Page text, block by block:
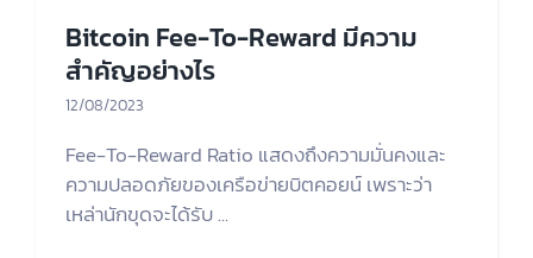
Bitcoin Fee-To-Reward มีความ
สำคัญอย่างไร
12/08/2023
Fee-To-Reward Ratio แสดงถึงความมั่นคงและ
ความปลอดภัยของเครือข่ายบิตคอยน์ เพราะว่า
เหล่านักขุดจะได้รับ ...